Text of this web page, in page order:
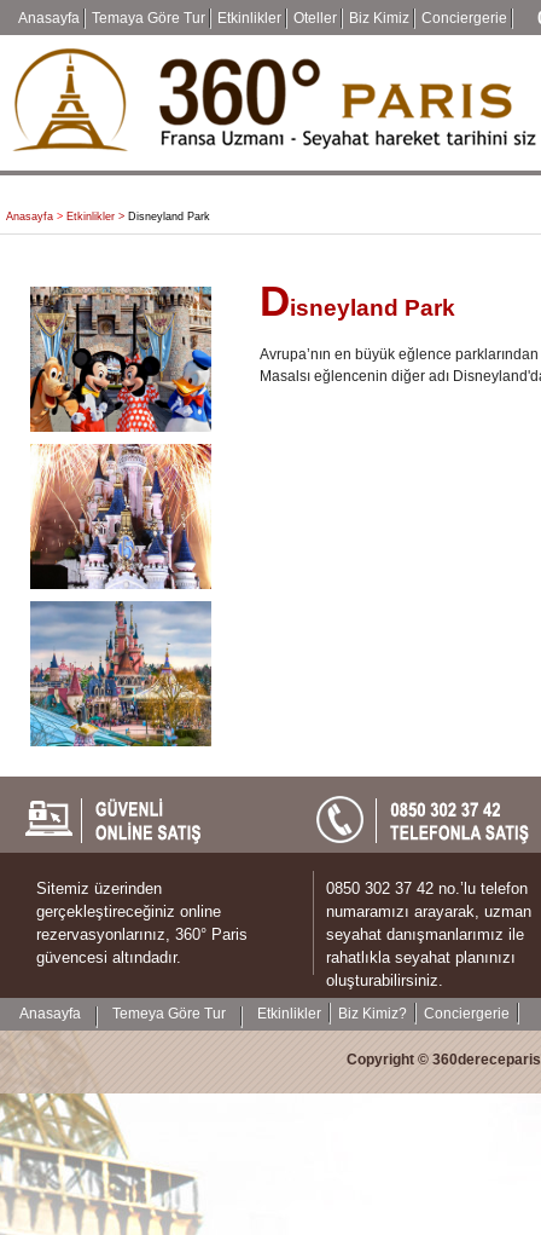
Anasayfa Temaya Göre Tur Etkinlikler Oteller Biz Kimiz Conciergerie
Anasayfa > Etkinlikler > Disneyland Park
Disneyland Park
Avrupa’nın en büyük eğlence
Masalsı eğlencenin diğer adı
Sitemiz üzerinden
gerçekleştireceğiniz online
rezervasyonlarınız, 360° Paris
güvencesi altındadır.
0850 302 37 42 no.’lu telefon
numaramızı arayarak, uzman
seyahat danışmanlarımız ile
rahatlıkla seyahat planınızı
oluşturabilirsiniz.
Anasayfa Temeya Göre Tur Etkinlikler Biz Kimiz? Conciergerie
Copyright ©